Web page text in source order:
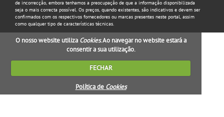
de incorrecção, embora tenhamos a preocupação de que a informação disponibilizada
seja o mais correcta possível. Os preços, quando existentes, são indicativos e devem ser
confirmados com os respectivos fornecedores ou marcas presentes neste portal, assim
como qualquer tipo de características técnicas.
O nosso website utiliza Cookies. Ao navegar no website estará a
consentir a sua utilização.
FECHAR
Política de Cookies